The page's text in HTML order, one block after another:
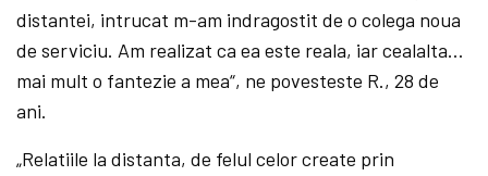
distantei, intrucat m-am indragostit de o colega noua
de serviciu. Am realizat ca ea este reala, iar cealalta…
mai mult o fantezie a mea“, ne povesteste R., 28 de
ani.
„Relatiile la distanta, de felul celor create prin